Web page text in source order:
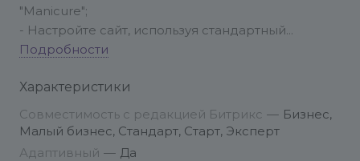
"Manicure";
- Настройте сайт, используя стандартный
пошаговый мастер;
в режиме правки или в административном
интерфейсе
Подробности
Характеристики
Совместимость с редакцией Битрикс — Бизнес,
Малый бизнес, Стандарт, Старт, Эксперт
Адаптивный — Да